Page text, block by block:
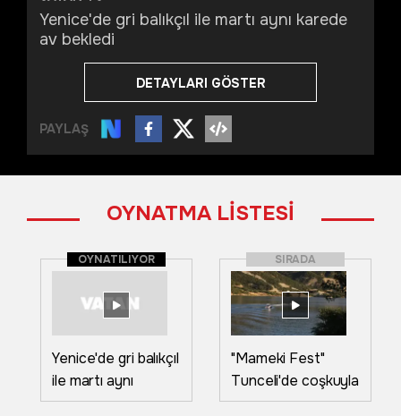
Yenice'de gri balıkçıl ile martı aynı karede
av bekledi
DETAYLARI GÖSTER
PAYLAŞ
OYNATMA LİSTESİ
OYNATILIYOR
Yenice'de gri balıkçıl
ile martı aynı
karede av bekledi
SIRADA
"Mameki Fest"
Tunceli'de coşkuyla
başladı